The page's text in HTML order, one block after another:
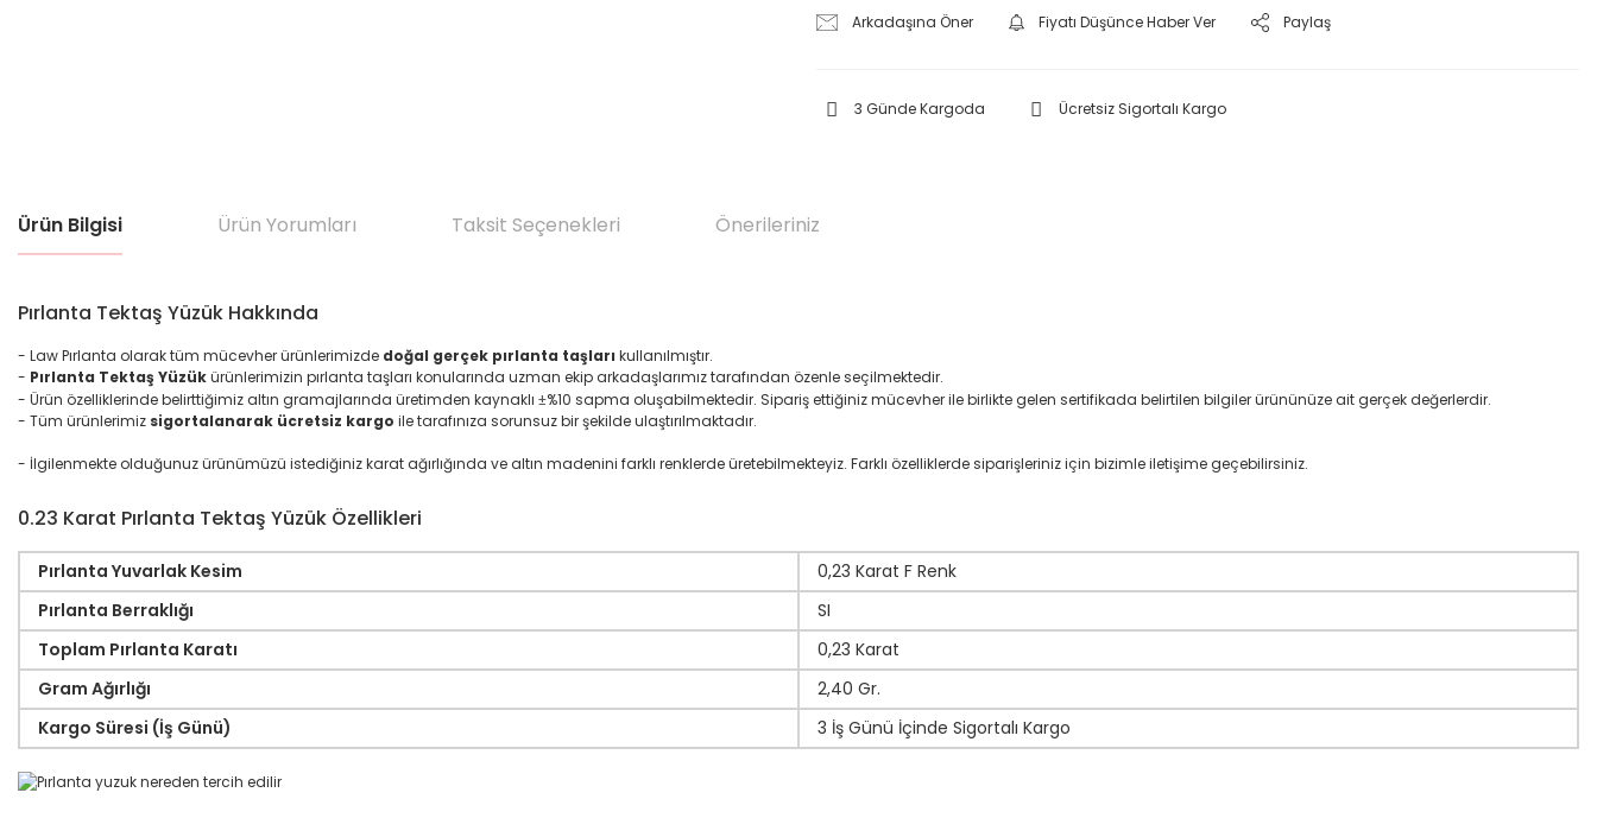
Arkadaşına Öner Fiyatı Düşünce Haber Ver Paylaş
3 Günde Kargoda Ücretsiz Sigortalı Kargo
Ürün Bilgisi Ürün Yorumları Taksit Seçenekleri Önerileriniz
Pırlanta Tektaş Yüzük Hakkında
- Law Pırlanta olarak tüm mücevher ürünlerimizde doğal gerçek pırlanta taşları kullanılmıştır.
- Pırlanta Tektaş Yüzükürünlerimizin pırlanta taşları konularında uzman ekip arkadaşlarımız tarafından özenle seçilmektedir.
- Ürün özelliklerinde belirttiğimiz altın gramajlarında üretimden kaynaklı ±%10 sapma oluşabilmektedir. Sipariş ettiğiniz mücevher ile birlikte gelen sertifikada belirtilen bilgiler ürününüze ait gerçek değerlerdir.
- Tüm ürünlerimiz sigortalanarak ücretsiz kargo ile tarafınıza sorunsuz bir şekilde ulaştırılmaktadır.
- İlgilenmekte olduğunuz ürünümüzü istediğiniz karat ağırlığında ve altın madenini farklı renklerde üretebilmekteyiz. Farklı özelliklerde siparişleriniz için bizimle iletişime geçebilirsiniz.
0.23 Karat Pırlanta Tektaş Yüzük Özellikleri
Pırlanta Yuvarlak Kesim
0,23 Karat F Renk
Pırlanta Berraklığı
SI
Toplam Pırlanta Karatı
0,23 Karat
Gram Ağırlığı
2,40 Gr.
Kargo Süresi (İş Günü)
3 İş Günü İçinde Sigortalı Kargo